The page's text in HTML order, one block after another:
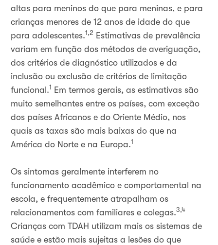
altas para meninos do que para meninas, e para
crianças menores de 12 anos de idade do que
para adolescentes.1,2 Estimativas de prevalência
variam em função dos métodos de averiguação,
dos critérios de diagnóstico utilizados e da
inclusão ou exclusão de critérios de limitação
funcional.1
Em termos gerais, as estimativas são
muito semelhantes entre os países, com exceção
dos países Africanos e do Oriente Médio, nos
quais as taxas são mais baixas do que na
América do Norte e na Europa.1
Os sintomas geralmente interferem no
funcionamento acadêmico e comportamental na
escola, e frequentemente atrapalham os
relacionamentos com familiares e colegas.3,4
Crianças com TDAH utilizam mais os sistemas de
saúde e estão mais sujeitas a lesões do que